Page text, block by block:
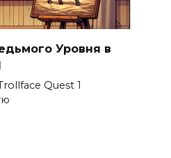
Уровня в
Quest 1